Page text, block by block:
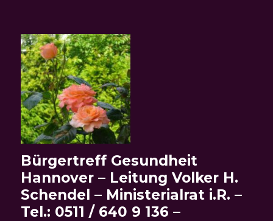
Bürgertreff Gesundheit
Hannover – Leitung Volker H.
Schendel – Ministerialrat i.R. –
Tel.: 0511 / 640 9 136 –